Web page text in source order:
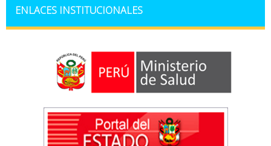
ENLACES INSTITUCIONALES